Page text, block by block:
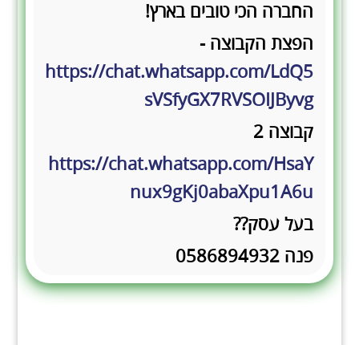
החברה הכי טובים בארץ!
הפצת הקבוצה -
https://chat.whatsapp.com/LdQ5
sVSfyGX7RVSOIJByvg
קבוצה 2
https://chat.whatsapp.com/HsaY
nux9gKj0abaXpu1A6u
בעל עסק??
פנה 0586894932